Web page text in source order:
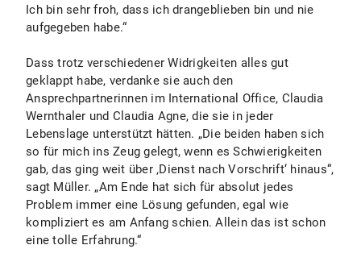
Ich bin sehr froh, dass ich drangeblieben bin und nie
aufgegeben habe.“
Dass trotz verschiedener Widrigkeiten alles gut
geklappt habe, verdanke sie auch den
Ansprechpartnerinnen im International Office, Claudia
Wernthaler und Claudia Agne, die sie in jeder
Lebenslage unterstützt hätten. „Die beiden haben sich
so für mich ins Zeug gelegt, wenn es Schwierigkeiten
gab, das ging weit über ‚Dienst nach Vorschrift‘ hinaus“,
sagt Müller. „Am Ende hat sich für absolut jedes
Problem immer eine Lösung gefunden, egal wie
kompliziert es am Anfang schien. Allein das ist schon
eine tolle Erfahrung.“